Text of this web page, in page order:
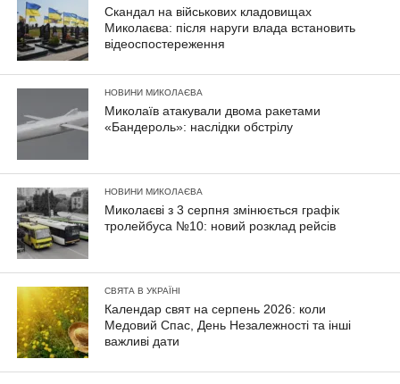
Скандал на військових кладовищах
Миколаєва: після наруги влада встановить
відеоспостереження
НОВИНИ МИКОЛАЄВА
Миколаїв атакували двома ракетами
«Бандероль»: наслідки обстрілу
НОВИНИ МИКОЛАЄВА
Миколаєві з 3 серпня змінюється графік
тролейбуса №10: новий розклад рейсів
СВЯТА В УКРАЇНІ
Календар свят на серпень 2026: коли
Медовий Спас, День Незалежності та інші
важливі дати